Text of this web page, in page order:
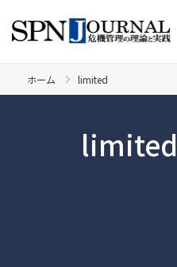
ホーム limited
limited